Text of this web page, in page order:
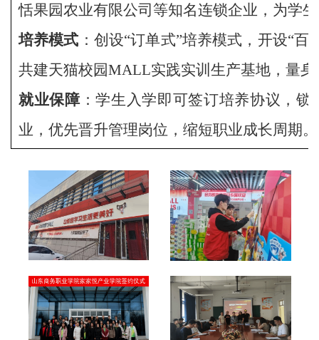
恬果园农业有限公司等知名连锁企业，为学
培养模式 ：创设“订单式”培养模式，开设“
共建天猫校园MALL实践实训生产基地，量
就业保障：学生入学即可签订培养协议，
业，优先晋升管理岗位，缩短职业成长周期。